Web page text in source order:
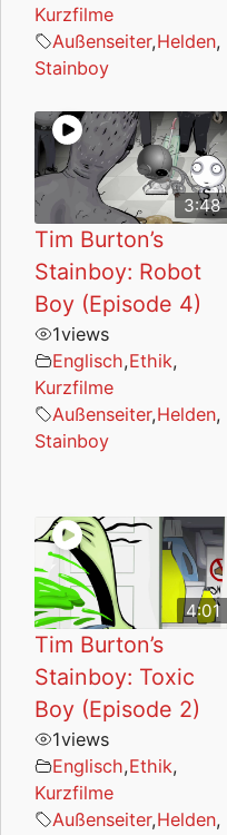
Kurzfilme
Außenseiter,Helden,
Stainboy
3:48
Tim Burton’s
Stainboy: Robot
Boy (Episode 4)
1views
Englisch,Ethik,
Kurzfilme
Außenseiter,Helden,
Stainboy
4:01
Tim Burton’s
Stainboy: Toxic
Boy (Episode 2)
1views
Englisch,Ethik,
Kurzfilme
Außenseiter,Helden,